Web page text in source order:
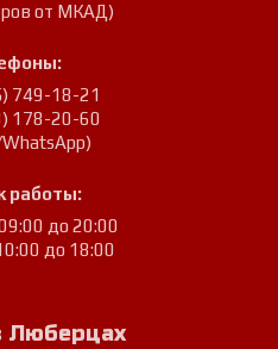
от МКАД)
749-18-21
178-20-60
работы:
до 20:00
до 18:00
Люберцах